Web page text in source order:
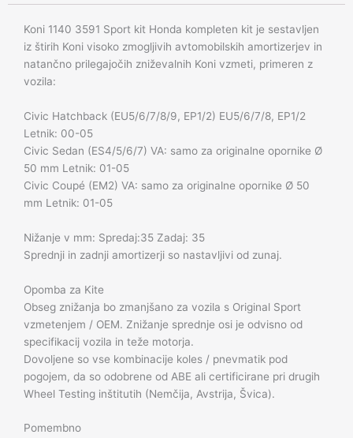
Koni 1140 3591 Sport kit Honda kompleten kit je sestavljen
iz štirih Koni visoko zmogljivih avtomobilskih amortizerjev in
natančno prilegajočih zniževalnih Koni vzmeti, primeren z
vozila:
Civic Hatchback (EU5/6/7/8/9, EP1/2) EU5/6/7/8, EP1/2
Letnik: 00-05
Civic Sedan (ES4/5/6/7) VA: samo za originalne opornike Ø
50 mm Letnik: 01-05
Civic Coupé (EM2) VA: samo za originalne opornike Ø 50
mm Letnik: 01-05
Nižanje v mm: Spredaj:35 Zadaj: 35
Sprednji in zadnji amortizerji so nastavljivi od zunaj.
Opomba za Kite
Obseg znižanja bo zmanjšano za vozila s Original Sport
vzmetenjem / OEM. Znižanje sprednje osi je odvisno od
specifikacij vozila in teže motorja.
Dovoljene so vse kombinacije koles / pnevmatik pod
pogojem, da so odobrene od ABE ali certificirane pri drugih
Wheel Testing inštitutih (Nemčija, Avstrija, Švica).
Pomembno